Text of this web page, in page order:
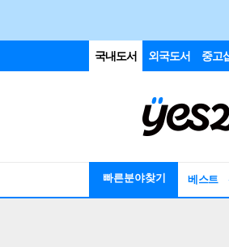
국내도서 외국도서 중고
빠른분야찾기 베스트